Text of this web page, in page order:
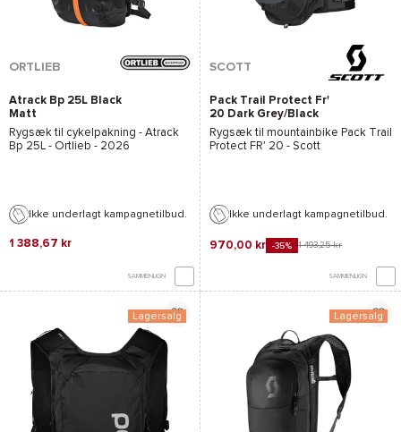
ORTLIEB
Atrack Bp 25L Black
Matt
Rygsæk til cykelpakning - Atrack
Bp 25L - Ortlieb - 2026
Ikke underlagt kampagnetilbud.
1 388,67 kr
SAMMENLIGN
SCOTT
Pack Trail Protect Fr'
20 Dark Grey/Black
Rygsæk til mountainbike Pack Trail
Protect FR' 20 - Scott
Ikke underlagt kampagnetilbud.
970,00 kr -35% 1 493,25 kr
SAMMENLIGN
Lagersalg Lagersalg